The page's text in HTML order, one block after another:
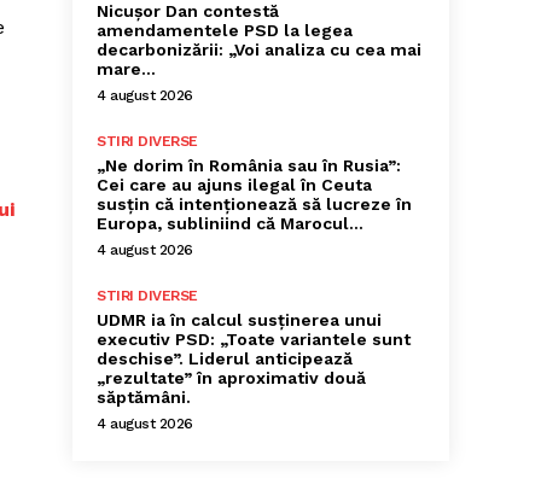
Nicușor Dan contestă
amendamentele PSD la legea
decarbonizării: „Voi analiza cu cea mai
mare…
4 august 2026
STIRI DIVERSE
„Ne dorim în România sau în Rusia”:
Cei care au ajuns ilegal în Ceuta
susțin că intenționează să lucreze în
Europa, subliniind că Marocul...
4 august 2026
STIRI DIVERSE
UDMR ia în calcul susținerea unui
executiv PSD: „Toate variantele sunt
deschise”. Liderul anticipează
„rezultate” în aproximativ două
săptămâni.
4 august 2026